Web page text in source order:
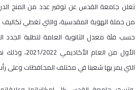
تعلن جامعة القدس عن توفير عدد من المنح
من حملة الهوية المقدسية، والتي تغطي تكاليف
حسب فئة معدل الثانوية العامة للطلبة الجدد
الأول من العام
التي يمر بها شعبنا في مختلف المحافظات وعلى